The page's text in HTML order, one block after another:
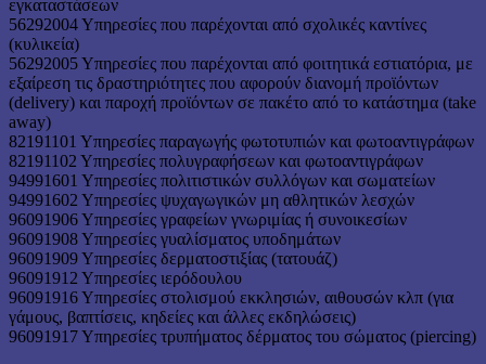
εγκαταστάσεων
56292004 Υπηρεσίες που παρέχονται από σχολικές καντίνες
(κυλικεία)
56292005 Υπηρεσίες που παρέχονται από φοιτητικά εστιατόρια, με
εξαίρεση τις δραστηριότητες που αφορούν διανομή προϊόντων
(delivery) και παροχή προϊόντων σε πακέτο από το κατάστημα (take
away)
82191101 Υπηρεσίες παραγωγής φωτοτυπιών και φωτοαντιγράφων
82191102 Υπηρεσίες πολυγραφήσεων και φωτοαντιγράφων
94991601 Υπηρεσίες πολιτιστικών συλλόγων και σωματείων
94991602 Υπηρεσίες ψυχαγωγικών μη αθλητικών λεσχών
96091906 Υπηρεσίες γραφείων γνωριμίας ή συνοικεσίων
96091908 Υπηρεσίες γυαλίσματος υποδημάτων
96091909 Υπηρεσίες δερματοστιξίας (τατουάζ)
96091912 Υπηρεσίες ιερόδουλου
96091916 Υπηρεσίες στολισμού εκκλησιών, αιθουσών κλπ (για
γάμους, βαπτίσεις, κηδείες και άλλες εκδηλώσεις)
96091917 Υπηρεσίες τρυπήματος δέρματος του σώματος (piercing)